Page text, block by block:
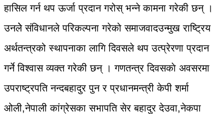
हासिल गर्न थप ऊर्जा प्रदान गरोस् भन्ने कामना गरेकी छन् ।
उनलेे संविधानले परिकल्पना गरेको समाजवादउन्मुख राष्ट्रिय
अर्थतन्त्रको स्थापनाका लागि दिवसले थप उत्प्रेरणा प्रदान
गर्ने विश्वास व्यक्त गरेकी छन् । गणतन्त्र दिवसकाे अवसरमा
उपराष्ट्रपति नन्दबहादुर पुन र प्रधानमन्त्री केपी शर्मा
ओली,नेपाली कांग्रेसका सभापति सेर बहादुर देउवा,नेकपा